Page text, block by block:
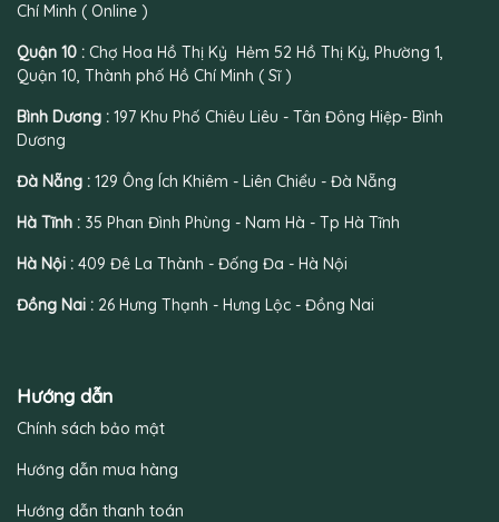
Chí Minh ( Online )
Quận 10 : Chợ Hoa Hồ Thị Kỷ Hẻm 52 Hồ Thị Kỷ, Phường 1,
Quận 10, Thành phố Hồ Chí Minh ( Sĩ )
Bình Dương : 197 Khu Phố Chiêu Liêu - Tân Đông Hiệp- Bình
Dương
Đà Nẵng : 129 Ông Ích Khiêm - Liên Chiểu - Đà Nẵng
Hà Tĩnh : 35 Phan Đình Phùng - Nam Hà - Tp Hà Tĩnh
Hà Nội : 409 Đê La Thành - Đống Đa - Hà Nội
Đồng Nai : 26 Hưng Thạnh - Hưng Lộc - Đồng Nai
Hướng dẫn
Chính sách bảo mật
Hướng dẫn mua hàng
Hướng dẫn thanh toán